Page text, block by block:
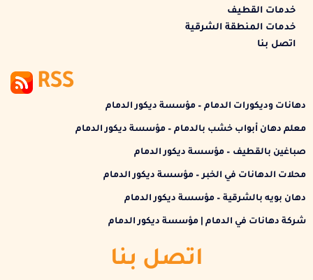
خدمات القطيف
خدمات المنطقة الشرقية
اتصل بنا
RSS
دهانات وديكورات الدمام – مؤسسة ديكور الدمام
معلم دهان أبواب خشب بالدمام – مؤسسة ديكور الدمام
صباغين بالقطيف – مؤسسة ديكور الدمام
محلات الدهانات في الخبر – مؤسسة ديكور الدمام
دهان بويه بالشرقية – مؤسسة ديكور الدمام
شركة دهانات في الدمام | مؤسسة ديكور الدمام
اتصل بنا